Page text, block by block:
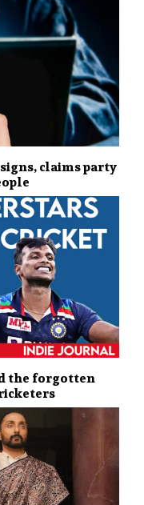
claims party
the forgotten